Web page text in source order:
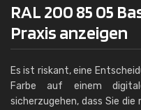
RAL 200 85 05
Praxis anzeigen
Es ist riskant, eine
Farbe auf einem
sicherzugehen, dass Sie